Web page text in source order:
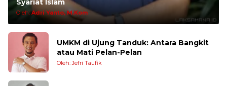
Syariat Islam
Oleh:Adri Yanto, M.Kom
UMKM di Ujung Tanduk: Antara Bangkit
atau Mati Pelan-Pelan
Oleh: Jefri Taufik